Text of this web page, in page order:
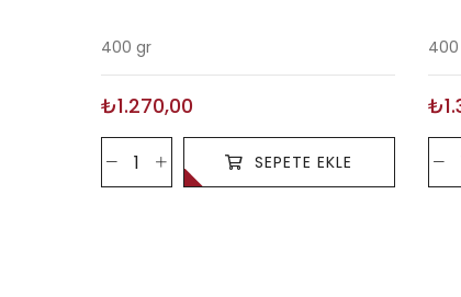
400 gr
₺1.270,00
SEPETE EKLE